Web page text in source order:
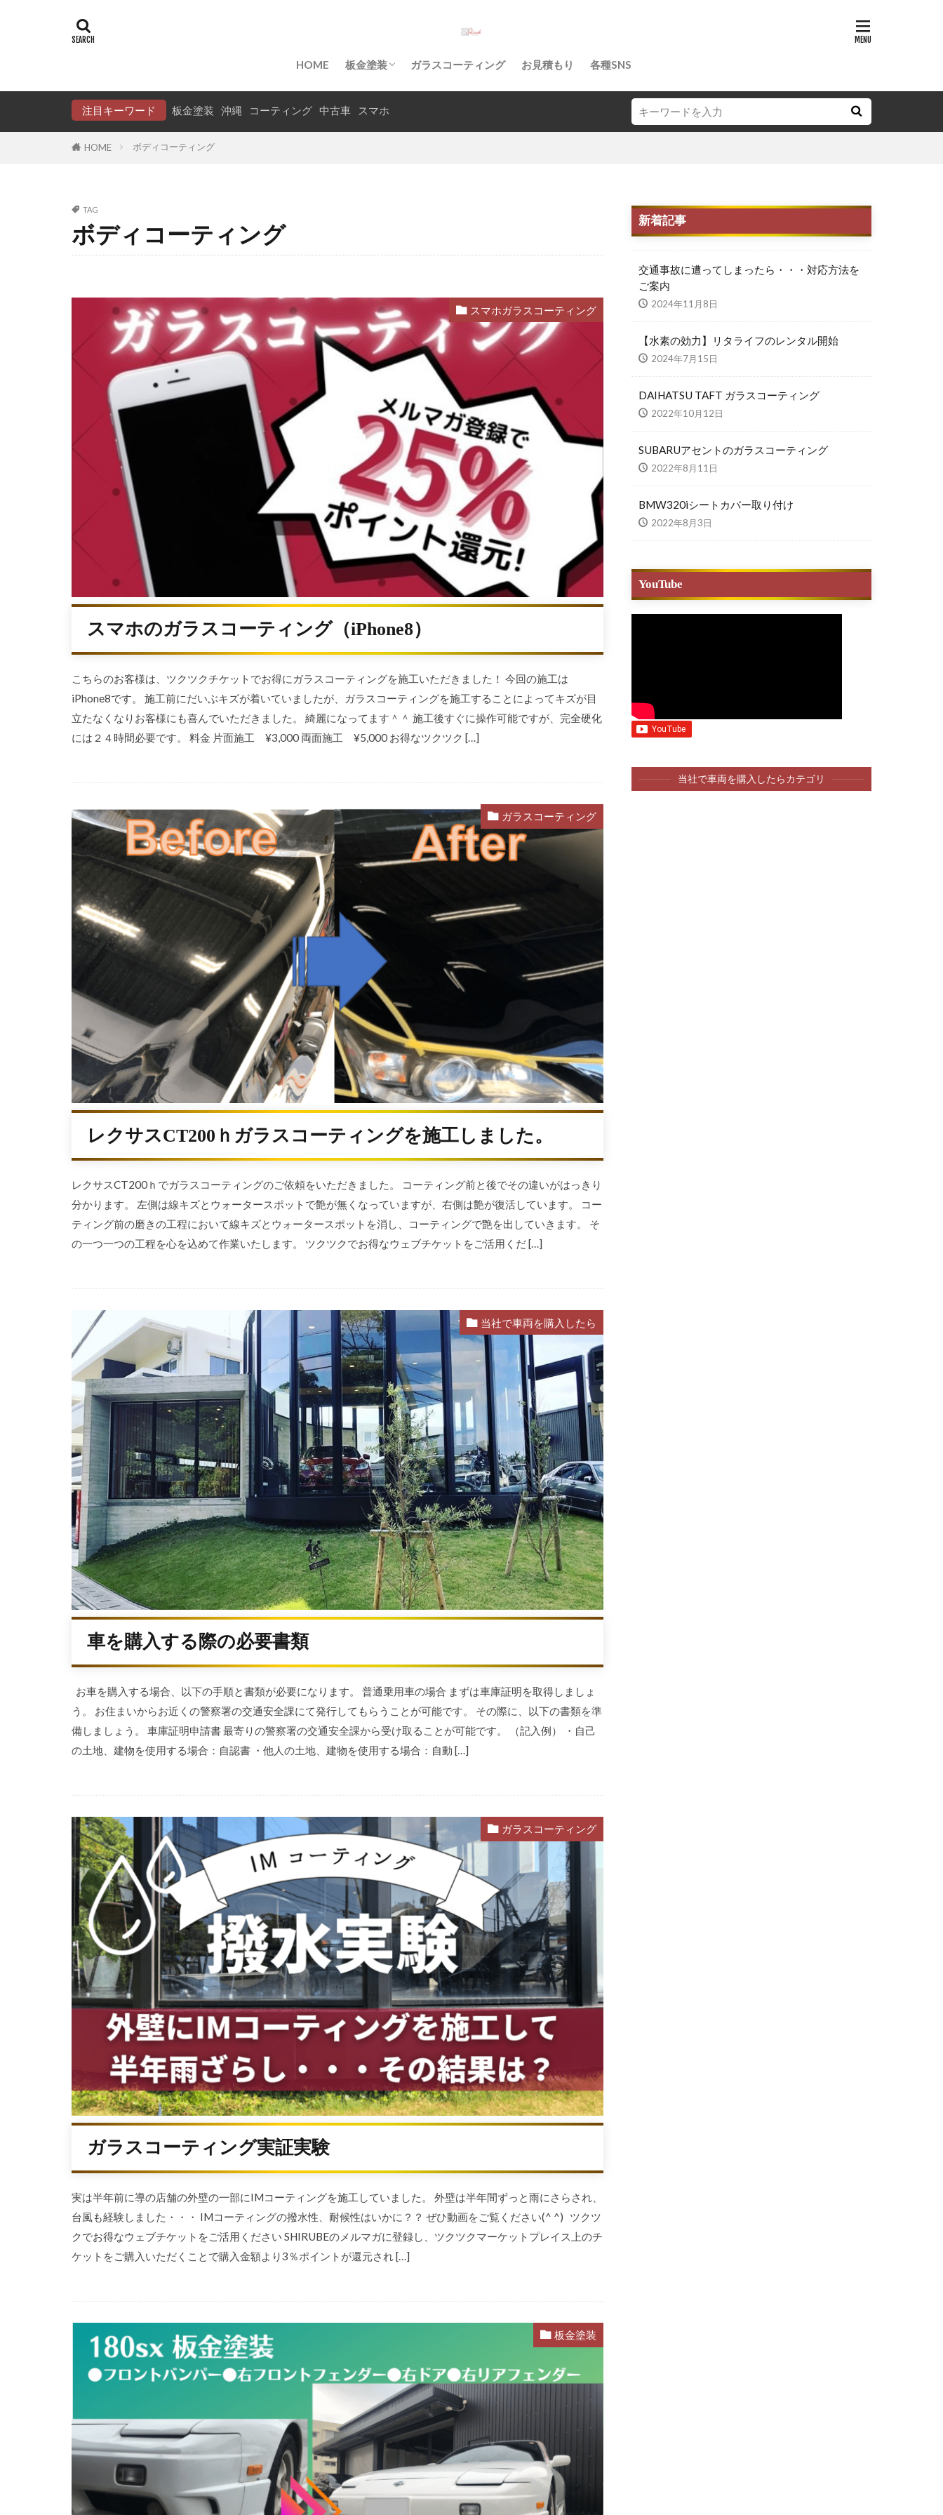
HOME 板金塗装 ガラスコーティング お見積もり 各種SNS
注目キーワード 板金塗装 沖縄 コーティング 中古車 スマホ
HOME ボディコーティング
TAG
ボディコーティング
スマホガラスコーティング
スマホのガラスコーティング（iPhone8）
こちらのお客様は、ツクツクチケットでお得にガラスコーティングを施工いただきました！ 今回の施工は
iPhone8です。 施工前にだいぶキズが着いていましたが、ガラスコーティングを施工することによってキズが目
立たなくなりお客様にも喜んでいただきました。 綺麗になってます＾＾ 施工後すぐに操作可能ですが、完全硬化
には２４時間必要です。 料金 片面施工 ¥3,000 両面施工 ¥5,000 お得なツクツク […]
ガラスコーティング
レクサスCT200ｈガラスコーティングを施工しました。
レクサスCT200ｈでガラスコーティングのご依頼をいただきました。 コーティング前と後でその違いがはっきり
分かります。 左側は線キズとウォータースポットで艶が無くなっていますが、右側は艶が復活しています。 コー
ティング前の磨きの工程において線キズとウォータースポットを消し、コーティングで艶を出していきます。 そ
の一つ一つの工程を心を込めて作業いたします。 ツクツクでお得なウェブチケットをご活用くだ […]
当社で車両を購入したら
車を購入する際の必要書類
お車を購入する場合、以下の手順と書類が必要になります。 普通乗用車の場合 まずは車庫証明を取得しましょ
う。 お住まいからお近くの警察署の交通安全課にて発行してもらうことが可能です。 その際に、以下の書類を準
備しましょう。 車庫証明申請書 最寄りの警察署の交通安全課から受け取ることが可能です。 （記入例） ・自己
の土地、建物を使用する場合：自認書 ・他人の土地、建物を使用する場合：自動 […]
ガラスコーティング
ガラスコーティング実証実験
実は半年前に導の店舗の外壁の一部にIMコーティングを施工していました。 外壁は半年間ずっと雨にさらされ、
台風も経験しました・・・ IMコーティングの撥水性、耐候性はいかに？？ ぜひ動画をご覧ください(^ ^) ツクツ
クでお得なウェブチケットをご活用ください SHIRUBEのメルマガに登録し、ツクツクマーケットプレイス上のチ
ケットをご購入いただくことで購入金額より3％ポイントが還元され […]
板金塗装
新着記事
交通事故に遭ってしまったら・・・対応方法を
ご案内
2024年11月8日
【水素の効力】リタライフのレンタル開始
2024年7月15日
DAIHATSU TAFT ガラスコーティング
2022年10月12日
SUBARUアセントのガラスコーティング
2022年8月11日
BMW320iシートカバー取り付け
2022年8月3日
YouTube
当社で車両を購入したらカテゴリ
中古車 沖縄県 沖縄市 沖縄 板金塗装 凹み 修理
タフト
スマホコーティング
オールペン
アドバイザー
知花